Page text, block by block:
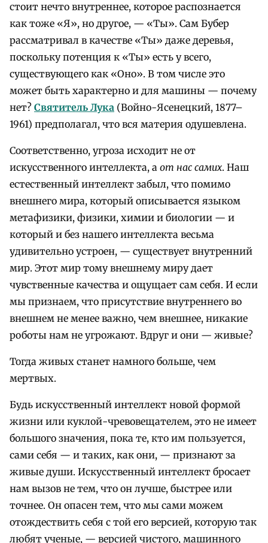
стоит нечто внутреннее, которое распознается
как тоже «Я», но другое, — «Ты». Сам Бубер
рассматривал в качестве «Ты» даже деревья,
поскольку потенция к «Ты» есть у всего,
существующего как «Оно». В том числе это
может быть характерно и для машины — почему
нет? Святитель Лука (Войно-Ясенецкий, 1877–
1961) предполагал, что вся материя одушевлена.
Соответственно, угроза исходит не от
искусственного интеллекта, а от нас самих. Наш
естественный интеллект забыл, что помимо
внешнего мира, который описывается языком
метафизики, физики, химии и биологии — и
который и без нашего интеллекта весьма
удивительно устроен, — существует внутренний
мир. Этот мир тому внешнему миру дает
чувственные качества и ощущает сам себя. И если
мы признаем, что присутствие внутреннего во
внешнем не менее важно, чем внешнее, никакие
роботы нам не угрожают. Вдруг и они — живые?
Тогда живых станет намного больше, чем
мертвых.
Будь искусственный интеллект новой формой
жизни или куклой-чревовещателем, это не имеет
большого значения, пока те, кто им пользуется,
сами себя — и таких, как они, — признают за
живые души. Искусственный интеллект бросает
нам вызов не тем, что он лучше, быстрее или
точнее. Он опасен тем, что мы сами можем
отождествить себя с той его версией, которую так
любят ученые, — версией чистого, машинного